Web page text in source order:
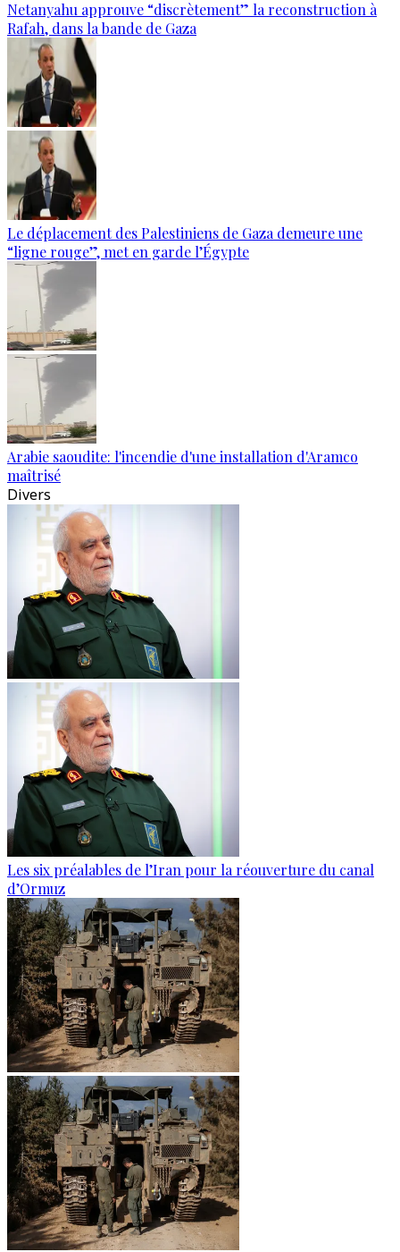
Netanyahu approuve “discrètement” la reconstruction à
Rafah, dans la bande de Gaza
Le déplacement des Palestiniens de Gaza demeure une
“ligne rouge”, met en garde l’Égypte
Arabie saoudite: l'incendie d'une installation d'Aramco
maîtrisé
Divers
Les six préalables de l’Iran pour la réouverture du canal
d’Ormuz